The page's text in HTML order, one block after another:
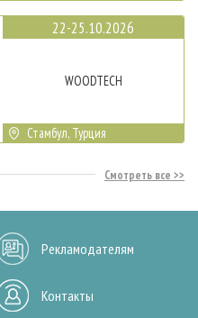
22-25.10.2026
WOODTECH
Стамбул, Турция
Смотреть все
Рекламодателям
Контакты